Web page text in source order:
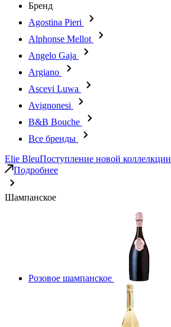
Бренд
Agostina Pieri
Alphonse Mellot
Angelo Gaja
Argiano
Ascevi Luwa
Avignonesi
B&B Bouche
Все бренды
Elie BleuПоступление новой коллелкции
Подробнее
Шампанское
Розовое шампанское